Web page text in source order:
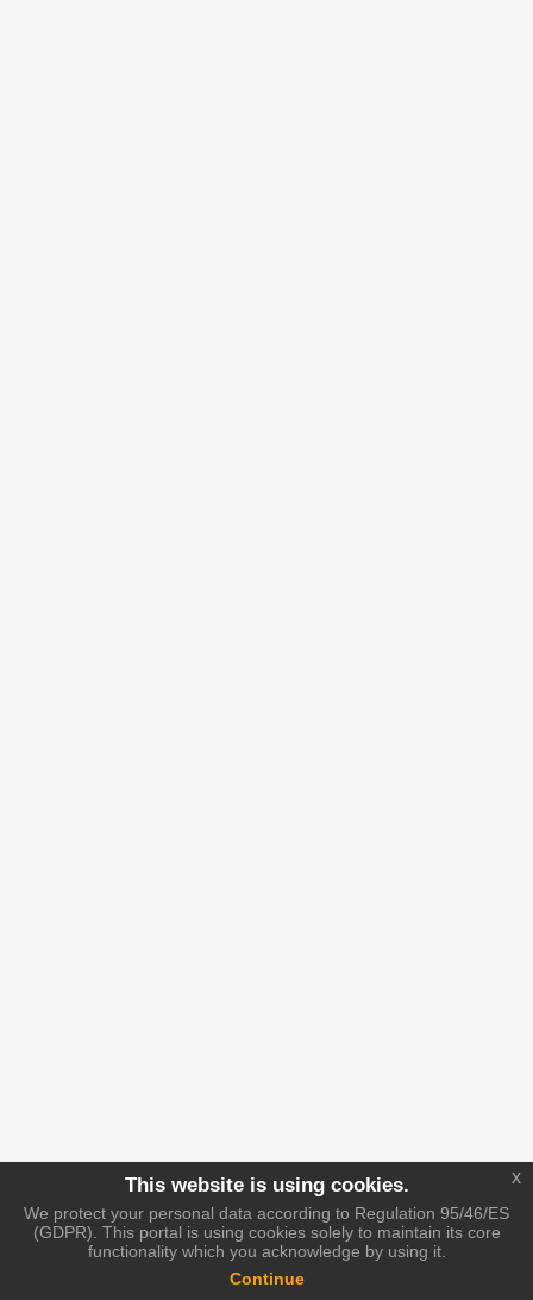
This website is using cookies.
We protect your personal data according to Regulation 95/46/ES
(GDPR). This portal is using cookies solely to maintain its core
functionality which you acknowledge by using it.
Continue
x